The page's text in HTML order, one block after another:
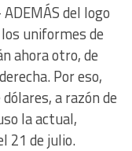
del logo
uniformes de
ahora otro, de
Por eso,
a razón de
la actual,
21 de julio.